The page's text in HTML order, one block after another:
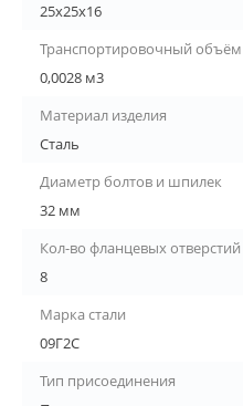
25х25х16
Транспортировочный объём
0,0028 м3
Материал изделия
Сталь
Диаметр болтов и шпилек
32 мм
Кол-во фланцевых отверстий
8
Марка стали
09Г2С
Тип присоединения